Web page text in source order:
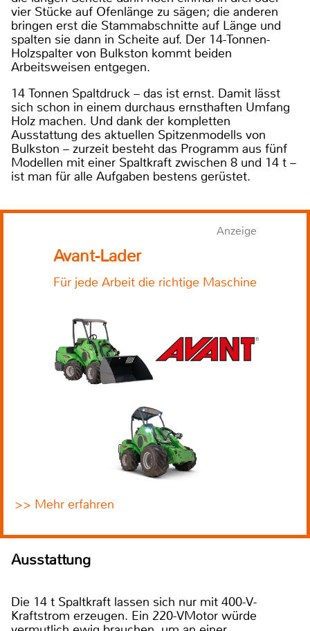
vier Stücke auf Ofenlänge zu sägen; die anderen
bringen erst die Stammabschnitte auf Länge und
spalten sie dann in Scheite auf. Der 14-Tonnen-
Holzspalter von Bulkston kommt beiden
Arbeitsweisen entgegen.
14 Tonnen Spaltdruck – das ist ernst. Damit lässt
sich schon in einem durchaus ernsthaften Umfang
Holz machen. Und dank der kompletten
Ausstattung des aktuellen Spitzenmodells von
Bulkston – zurzeit besteht das Programm aus fünf
Modellen mit einer Spaltkraft zwischen 8 und 14 t –
ist man für alle Aufgaben bestens gerüstet.
Anzeige
Avant-Lader
Für jede Arbeit die richtige Maschine
>> Mehr erfahren
Ausstattung
Die 14 t Spaltkraft lassen sich nur mit 400-V-
Kraftstrom erzeugen. Ein 220-VMotor würde